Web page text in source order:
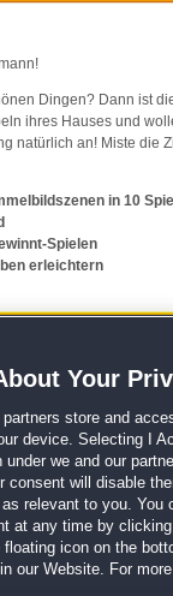
Dingen? Dann ist
ihres Hauses und
natürlich an! Miste die
in 10
Spielen
erleichtern
und lieblos
um 20:37
versprochen, denn
und bei einem
für den gleichen
Your
partners store and
device. Selecting I
under we and our
consent will disable
relevant to you. You
at any time by
floating icon on the
our Website. For